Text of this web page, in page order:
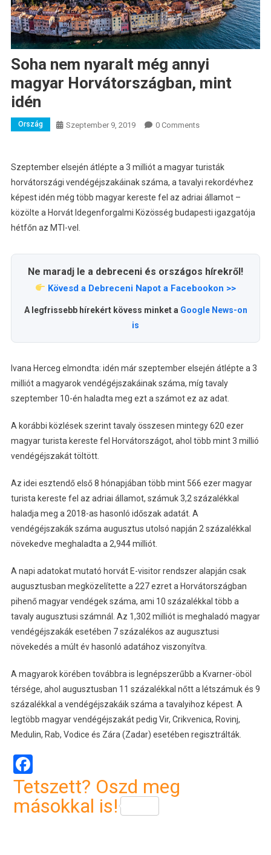
Soha nem nyaralt még annyi
magyar Horvátországban, mint
idén
Ország Szeptember 9, 2019 0 Comments
Szeptember elsején átlépte a 3 milliót a magyar turisták
horvátországi vendégéjszakáinak száma, a tavalyi rekordévhez
képest idén még több magyar kereste fel az adriai államot –
közölte a Horvát Idegenforgalmi Közösség budapesti igazgatója
hétfőn az MTI-vel.
Ne maradj le a debreceni és országos hírekről!
Kövesd a Debreceni Napot a Facebookon >>
A legfrissebb hírekért kövess minket a Google News-on
is
Ivana Herceg elmondta: idén már szeptember elsején átlépte a 3
milliót a magyarok vendégéjszakáinak száma, míg tavaly
szeptember 10-én haladta meg ezt a számot ez az adat.
A korábbi közlések szerint tavaly összesen mintegy 620 ezer
magyar turista kereste fel Horvátországot, ahol több mint 3 millió
vendégéjszakát töltött.
Az idei esztendő első 8 hónapjában több mint 566 ezer magyar
turista kereste fel az adriai államot, számuk 3,2 százalékkal
haladja meg a 2018-as hasonló időszak adatát. A
vendégéjszakák száma augusztus utolsó napján 2 százalékkal
növekedve meghaladta a 2,944 milliót.
A napi adatokat mutató horvát E-visitor rendszer alapján csak
augusztusban megközelítette a 227 ezret a Horvátországban
pihenő magyar vendégek száma, ami 10 százalékkal több a
tavaly augusztusi számnál. Az 1,302 milliót is meghaladó magyar
vendégéjszakák esetében 7 százalékos az augusztusi
növekedés a múlt év hasonló adatához viszonyítva.
A magyarok körében továbbra is legnépszerűbb a Kvarner-öböl
térsége, ahol augusztusban 11 százalékkal nőtt a létszámuk és 9
százalékkal a vendégéjszakáik száma a tavalyihoz képest. A
legtöbb magyar vendégéjszakát pedig Vir, Crikvenica, Rovinj,
Medulin, Rab, Vodice és Zára (Zadar) esetében regisztrálták.
Facebook
Tetszett? Oszd meg
másokkal is!